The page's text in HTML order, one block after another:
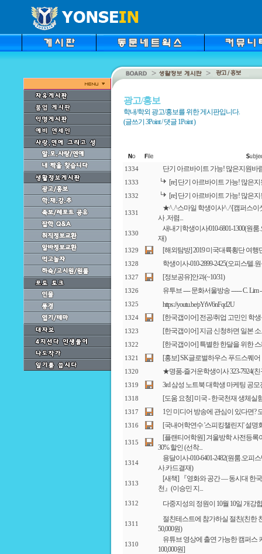
광고/홍보
학내/학외 광고/홍보를 위한 게시판입니다.
(글쓰기 3Point / 댓글 1Point )
1334 단기 아르바이트 가능! 많은지원바
1333 [re] 단기 아르바이트 가능! 많은
1332 [re] 단기 아르바이트 가능! 많은
1331
★^..^스마일 학생이사^..^[캠퍼스이
사 .저렴...
1330
새내기학생이사/010-6801-1300(원
재)
1329 [해외탐방] 2019 미국대륙횡단 여행
1328 학생이사-010-2899-2425(오피스텔.
1327 [정보공유]안과(~10/31)
1326 유투브 ---- 문화서울방송 ------ C. Lim
1325 https://youtu.be/pYtW6nFqd2U
1324 [한국갭이어] 전공/취업 고민인 학
1323 [한국갭이어] 지금 신청하면 일본
1322 [한국갭이어] 특별한 한달을 위한
1321 [홍보] SK글로벌하우스 푸드스퀘어
1320 ★명품-즐거운학생이사 323-7924(
1319 3rd 삼성 노트북 대학생 마케팅 공모
1318 [도움 요청] 미국 - 한국천재 생체실
1317 1인 미디어 방송에 관심이 있다면?
1316 [국내어학연수 '스피킹챌린지' 설명
1315
[플랜티어학원] 겨울방학 사전등록
30% 할인 (선착...
1314
용달이사-010-6401-2482(원룸.오피
사.카드결재)
1313
[새책] 『영화와 공간 ― 동시대 한
천』(이승민 지...
1312 다중지성의 정원이 10월 10일 개강
1311
절친테스트에 참가하실 절친(친한
50,000원)
1310
유튜브 영상에 출연 가능한 캠퍼스
100,000원]